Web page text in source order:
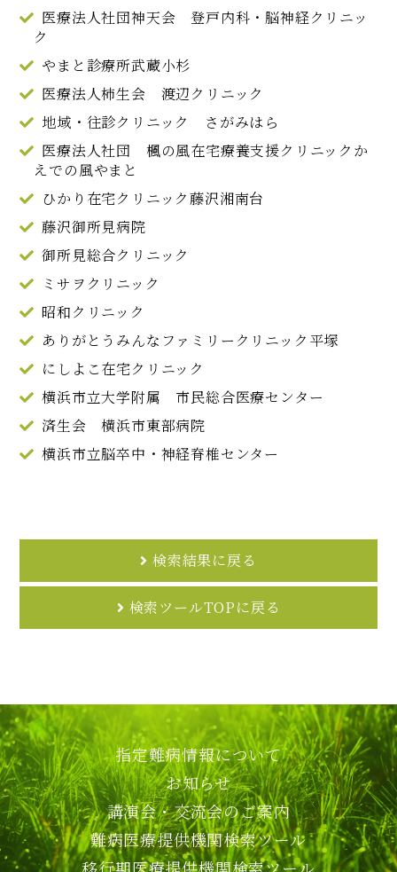
医療法人社団神天会 登戸内科・脳神経クリニッ
ク
やまと診療所武蔵小杉
医療法人柿生会 渡辺クリニック
地域・往診クリニック さがみはら
医療法人社団 楓の風在宅療養支援クリニックか
えでの風やまと
ひかり在宅クリニック藤沢湘南台
藤沢御所見病院
御所見総合クリニック
ミサヲクリニック
昭和クリニック
ありがとうみんなファミリークリニック平塚
にしよこ在宅クリニック
横浜市立大学附属 市民総合医療センター
済生会 横浜市東部病院
横浜市立脳卒中・神経脊椎センター
検索結果に戻る
検索ツールTOPに戻る
指定難病情報について
お知らせ
講演会・交流会のご案内
難病医療提供機関検索ツール